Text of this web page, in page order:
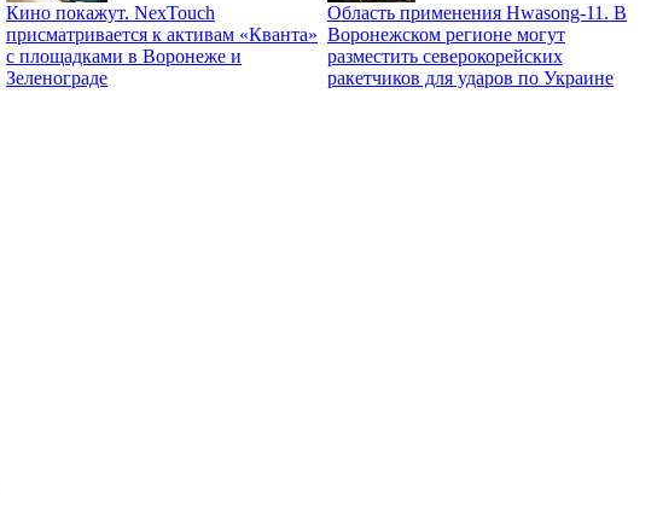
Кино покажут. NexTouch
присматривается к активам «Кванта»
с площадками в Воронеже и
Зеленограде
Область применения Hwasong-11. В
Воронежском регионе могут
разместить северокорейских
ракетчиков для ударов по Украине